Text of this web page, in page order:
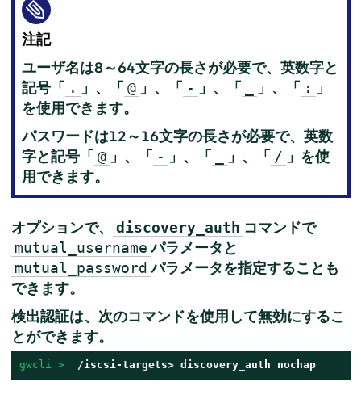
注記
ユーザ名は8～64文字の長さが必要で、英数字と
記号「 . 」、「 @ 」、「 - 」、「 」、「 :
」
を使用できます。
パスワードは12～16文字の長さが必要で、英数
字と記号「 @ 」、「 - 」、「 」、「 / 」を使
用できます。
オプションで、 discovery_auth コマンドで
mutual_username パラメータと
mutual_password パラメータを指定することも
できます。
検出認証は、次のコマンドを使用して無効にするこ
とができます。
gwcli > /iscsi-targets> discovery_auth nochap